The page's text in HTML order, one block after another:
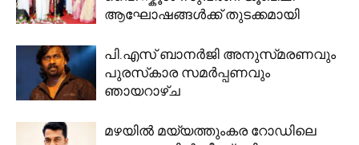
ആഘോഷങ്ങൾക്ക് തുടക്കമായി
പി.എസ് ബാനർജി അനുസ്‌മരണവും
പുരസ്‌കാര സമർപ്പണവും
ഞായറാഴ്ച
മഴയില്‍ മയ്യത്തുംകര റോഡിലെ